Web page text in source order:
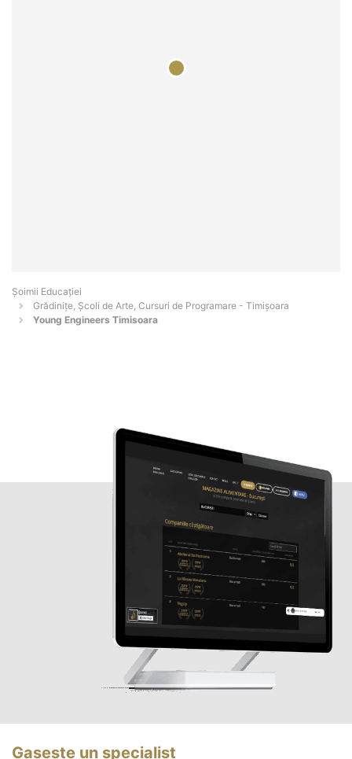
Șoimii Educației
Grădinițe, Școli de Arte, Cursuri de Programare - Timişoara
Young Engineers Timisoara
Gasește un specialist